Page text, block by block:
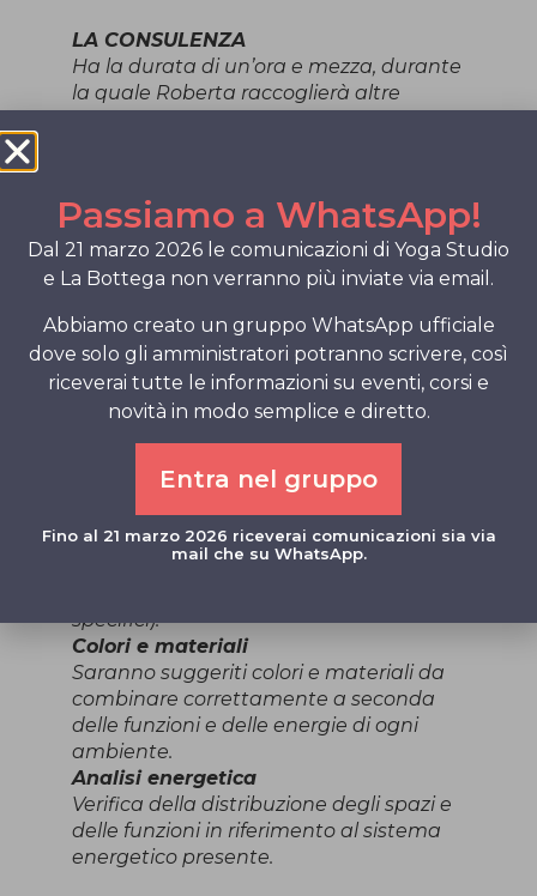
LA CONSULENZA
Ha la durata di un’ora e mezza, durante
la quale Roberta raccoglierà altre
Sulla base di quanto ricevuto ed
ascoltato, Roberta consiglierà al meglio
rispetto alle tematiche e alle esigenze
che emergono.
Solitamente i temi trattati sono:
Layout
Distribuzione di flussi e funzioni per una
corretta gestione dello spazio. E’ utile a
Posizionamento dell’esistente e/o
integrazione del nuovo. Verranno date
indicazioni sulle tipologie di arredo (non
specifici).
Colori e materiali
Saranno suggeriti colori e materiali da
combinare correttamente a seconda
delle funzioni e delle energie di ogni
ambiente.
Analisi energetica
Verifica della distribuzione degli spazi e
delle funzioni in riferimento al sistema
energetico presente.
Passiamo a WhatsApp!
Dal 21 marzo 2026 le comunicazioni di Yoga Studio
e La Bottega non verranno più inviate via email.
Abbiamo creato un gruppo WhatsApp ufficiale
dove solo gli amministratori potranno scrivere, così
riceverai tutte le informazioni su eventi, corsi e
novità in modo semplice e diretto.
Entra nel gruppo
Fino al 21 marzo 2026 riceverai comunicazioni sia via
mail che su WhatsApp.